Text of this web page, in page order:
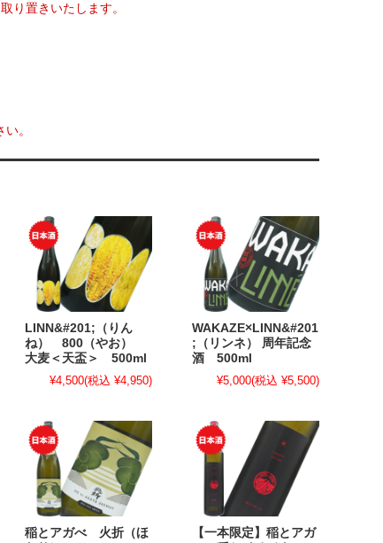
り置きいたします。
。
LINN&#201;（りん
ね） 800（やお）
大麦＜天盃＞ 500ml
¥4,500(税込 ¥4,950)
WAKAZE×LINN&#201
;（リンネ） 周年記念
酒 500ml
¥5,000(税込 ¥5,500)
稲とアガべ 火折（ほ
【一本限定】稲とアガ